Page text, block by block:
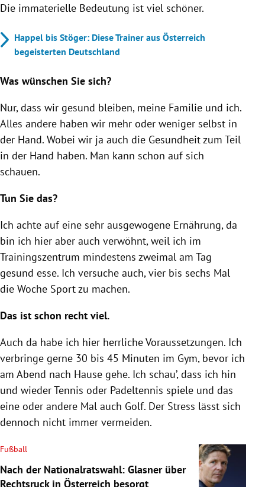
Die immaterielle Bedeutung ist viel schöner.
Happel bis Stöger: Diese Trainer aus Österreich
begeisterten Deutschland
Was wünschen Sie sich?
Nur, dass wir gesund bleiben, meine Familie und ich.
Alles andere haben wir mehr oder weniger selbst in
der Hand. Wobei wir ja auch die Gesundheit zum Teil
in der Hand haben. Man kann schon auf sich
schauen.
Tun Sie das?
Ich achte auf eine sehr ausgewogene Ernährung, da
bin ich hier aber auch verwöhnt, weil ich im
Trainingszentrum mindestens zweimal am Tag
gesund esse. Ich versuche auch, vier bis sechs Mal
die Woche Sport zu machen.
Das ist schon recht viel.
Auch da habe ich hier herrliche Voraussetzungen. Ich
verbringe gerne 30 bis 45 Minuten im Gym, bevor ich
am Abend nach Hause gehe. Ich schau’, dass ich hin
und wieder Tennis oder Padeltennis spiele und das
eine oder andere Mal auch Golf. Der Stress lässt sich
dennoch nicht immer vermeiden.
Fußball
Nach der Nationalratswahl: Glasner über
Rechtsruck in Österreich besorgt